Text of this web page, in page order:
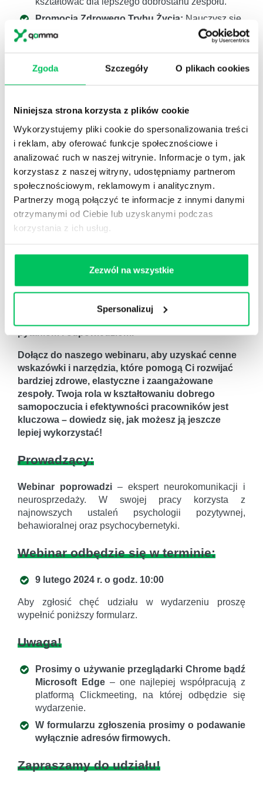
Zgoda Szczegóły O plikach cookies
Niniejsza strona korzysta z plików cookie
Wykorzystujemy pliki cookie do spersonalizowania treści
i reklam, aby oferować funkcje społecznościowe i
analizować ruch w naszej witrynie. Informacje o tym, jak
korzystasz z naszej witryny, udostępniamy partnerom
społecznościowym, reklamowym i analitycznym.
Partnerzy mogą połączyć te informacje z innymi danymi
otrzymanymi od Ciebie lub uzyskanymi podczas
korzystania z ich usług.
Zezwól na wszystkie
Spersonalizuj
Promocja Zdrowego Trybu Życia: Nauczysz się,
jak promować zdrowe nawyki w miejscu pracy, co
tworzenia programów i inicjatyw, które zachęcają
do zdrowego stylu życia, zarówno w biurze, jak i
Adaptacja do Zmian:Zrozumiesz, jak nawyki
wpływają na zdolność pracowników do adaptacji
w szybko zmieniającym się środowisku pracy.
Nauczysz się, jak pomagać pracownikom w
przełamywaniu starych wzorców i przyjmowaniu
nowych, co jest kluczowe w dynamicznym świecie
biznesu.
Monitorowanie i Przeciwdziałanie Wypaleniu
Zawodowemu:Odkryjesz, jak nawyki mogą być
wczesnym wskaźnikiem ryzyka wypalenia
wypaleniu w zespole, co przyczynia się do
zdrowszego i bardziej produktywnego środowiska
Dołącz do naszego webinaru, aby uzyskać cenne
wskazówki i narzędzia, które pomogą Ci rozwijać
bardziej zdrowe, elastyczne i zaangażowane
zespoły. Twoja rola w kształtowaniu dobrego
samopoczucia i efektywności pracowników jest
kluczowa – dowiedz się, jak możesz ją jeszcze
lepiej wykorzystać!
Prowadzący:
Webinar poprowadzi – ekspert neurokomunikacji i
neurosprzedaży. W swojej pracy korzysta z
najnowszych ustaleń psychologii pozytywnej,
behawioralnej oraz psychocybernetyki.
Webinar odbędzie się w terminie:
9 lutego 2024 r. o godz. 10:00
Aby zgłosić chęć udziału w wydarzeniu proszę
wypełnić poniższy formularz.
Uwaga!
Prosimy o używanie przeglądarki Chrome bądź
Microsoft Edge– one najlepiej współpracują z
platformą Clickmeeting, na której odbędzie się
wydarzenie.
W formularzu zgłoszenia prosimy o podawanie
wyłącznie adresów firmowych.
Zapraszamy do udziału!